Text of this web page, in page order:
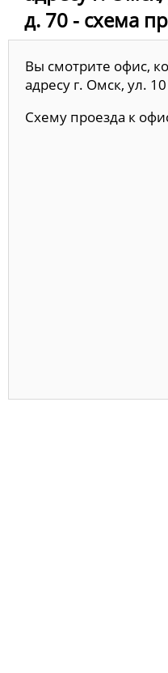
д. 70 - схема
Вы смотрите офис,
адресу г. Омск, ул.
Схему проезда к